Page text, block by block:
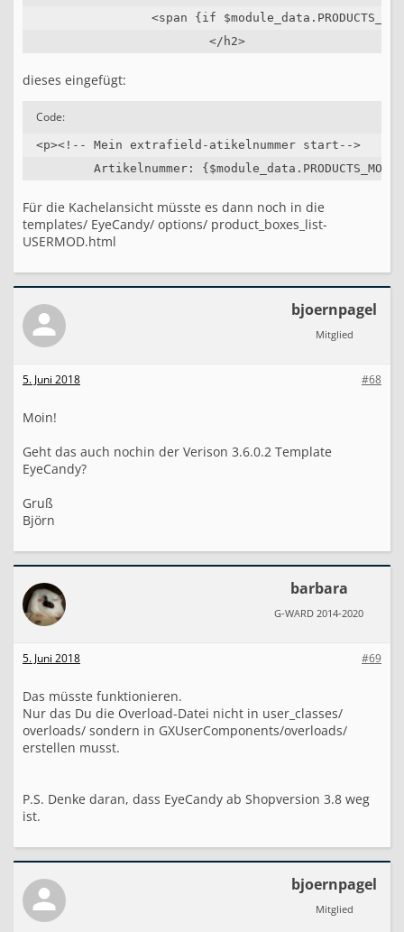
			</h2>
dieses eingefügt:
Code:
<p><!-- Mein extrafield-atikelnummer start-->
Artikelnummer:
Für die Kachelansicht müsste es dann noch in die
templates/ EyeCandy/ options/ product_boxes_list-
USERMOD.html
bjoernpagel
Mitglied
#68
5. Juni 2018
Moin!
Geht das auch nochin der Verison 3.6.0.2 Template
EyeCandy?
Gruß
Björn
barbara
G-WARD 2014-2020
#69
5. Juni 2018
Das müsste funktionieren.
Nur das Du die Overload-Datei nicht in user_classes/
overloads/ sondern in GXUserComponents/overloads/
erstellen musst.
P.S. Denke daran, dass EyeCandy ab Shopversion 3.8 weg
ist.
bjoernpagel
Mitglied